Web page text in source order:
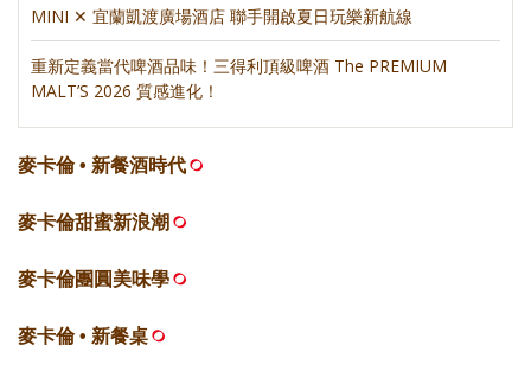
MINI ✕ 宜蘭凱渡廣場酒店 聯手開啟夏日玩樂新航線
重新定義當代啤酒品味！三得利頂級啤酒 The PREMIUM
MALT’S 2026 質感進化！
麥卡倫 • 新餐酒時代
麥卡倫甜蜜新浪潮
麥卡倫團圓美味學
麥卡倫 • 新餐桌